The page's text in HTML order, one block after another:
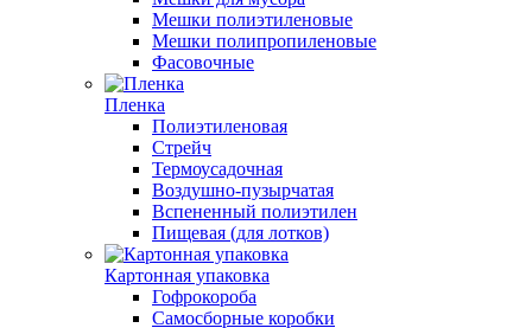
Мешки полиэтиленовые
Мешки полипропиленовые
Фасовочные
Пленка
Полиэтиленовая
Стрейч
Термоусадочная
Воздушно-пузырчатая
Вспененный полиэтилен
Пищевая (для лотков)
Картонная упаковка
Гофрокороба
Самосборные коробки